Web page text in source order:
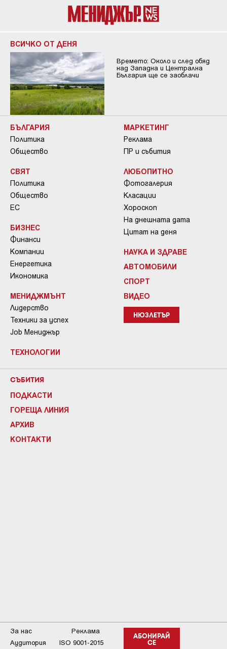
ВСИЧКО ОТ ДЕНЯ
Времето: Около и след обяд
над Западна и Централна
България ще се заоблачи
БЪЛГАРИЯ
Политика
Общество
СВЯТ
Политика
Общество
ЕС
БИЗНЕС
Финанси
Компании
Енергетика
Икономика
МЕНИДЖМЪНТ
Лидерство
Техники за успех
Job Мениджър
ТЕХНОЛОГИИ
МАРКЕТИНГ
Реклама
ПР и събития
ЛЮБОПИТНО
Фотогалерия
Класации
Хороскоп
На днешната дата
Цитат на деня
НАУКА И ЗДРАВЕ
АВТОМОБИЛИ
СПОРТ
ВИДЕО
НЮЗЛЕТЪР
СЪБИТИЯ
ПОДКАСТИ
ГОРЕЩА ЛИНИЯ
АРХИВ
КОНТАКТИ
АБОНИРАЙ
СЕ
За нас
Реклама
Аудитория
ISO 9001-2015